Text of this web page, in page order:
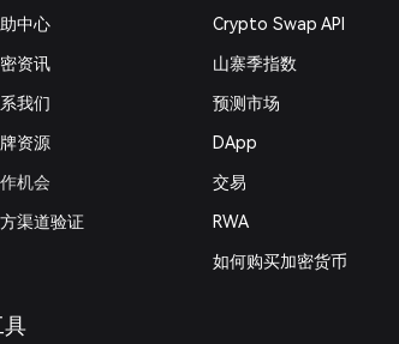
中心
资讯
我们
资源
机会
渠道验证
具
Crypto Swap API
山寨季指数
预测市场
DApp
交易
RWA
如何购买加密货币